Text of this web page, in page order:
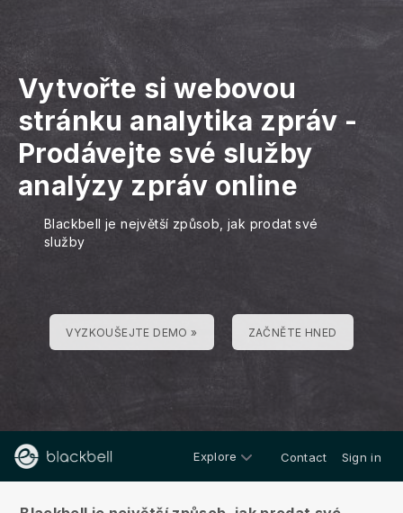
Vytvořte si webovou
stránku analytika zpráv -
Prodávejte své služby
analýzy zpráv online
Blackbell je největší způsob, jak prodat své
služby
VYZKOUŠEJTE DEMO » ZAČNĚTE HNED
Explore Contact Sign in